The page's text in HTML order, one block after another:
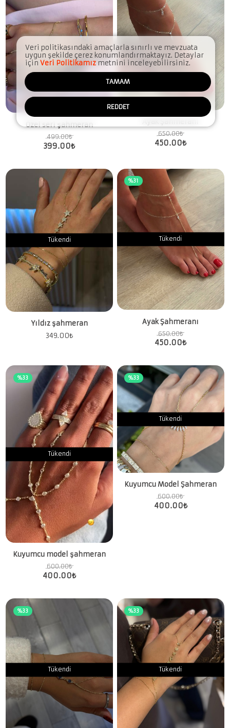
Özel seri şahmeran
499.00₺
399.00₺
650.00₺
450.00₺
Tükendi
Yıldız şahmeran
349.00₺
Tükendi
%31
Ayak Şahmeranı
650.00₺
450.00₺
Tükendi
%33
Kuyumcu model şahmeran
600.00₺
400.00₺
Tükendi
%33
Kuyumcu Model Şahmeran
600.00₺
400.00₺
Tükendi
%33
Tükendi
%33
Veri politikasındaki amaçlarla sınırlı ve mevzuata
uygun şekilde çerez konumlandırmaktayız. Detaylar
için Veri Politikamızmetnini inceleyebilirsiniz.
TAMAM
REDDET